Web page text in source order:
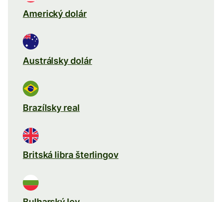
Americký dolár
Austrálsky dolár
Brazílsky real
Britská libra šterlingov